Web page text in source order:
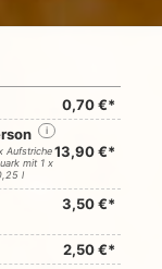
0,70 €*
i
13,90 €*
Aufstriche
mit 1 x
l
3,50 €*
2,50 €*